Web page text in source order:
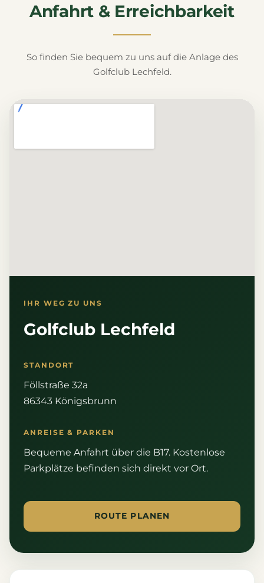
Anfahrt & Erreichbarkeit
So finden Sie bequem zu uns auf die Anlage des
Golfclub Lechfeld.
IHR WEG ZU UNS
Golfclub Lechfeld
STANDORT
Föllstraße 32a
86343 Königsbrunn
ANREISE & PARKEN
Bequeme Anfahrt über die B17. Kostenlose
Parkplätze befinden sich direkt vor Ort.
ROUTE PLANEN